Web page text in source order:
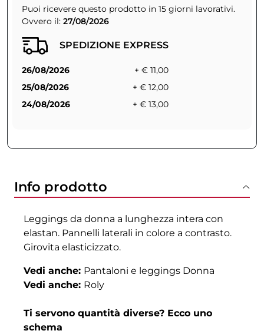
Puoi ricevere questo prodotto in 15 giorni lavorativi.
Ovvero il: 27/08/2026
SPEDIZIONE EXPRESS
26/08/2026
+ € 11,00
25/08/2026
+ € 12,00
24/08/2026
+ € 13,00
Info prodotto
Leggings da donna a lunghezza intera con
elastan. Pannelli laterali in colore a contrasto.
Girovita elasticizzato.
Vedi anche: Pantaloni e leggings Donna
Vedi anche: Roly
Ti servono quantità diverse? Ecco uno
schema